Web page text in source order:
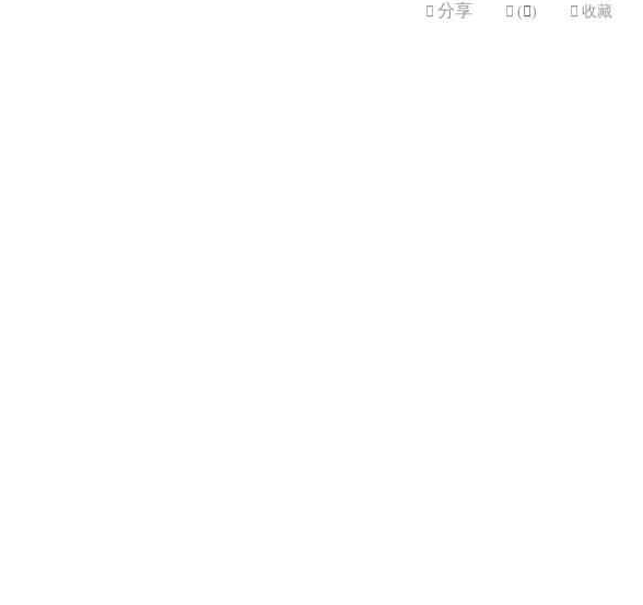
 分享  ( )  收藏